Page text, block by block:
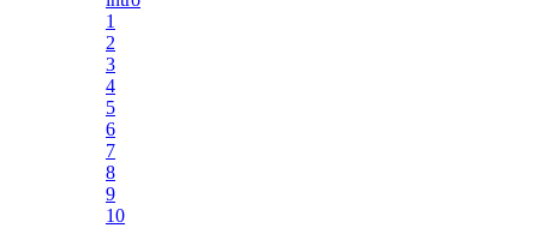
1
2
3
4
5
6
7
8
9
10